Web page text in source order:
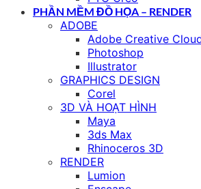
PHẦN MỀM ĐỒ HỌA – RENDER
ADOBE
Adobe Creative
Photoshop
Illustrator
GRAPHICS DESIGN
Corel
3D VÀ HOẠT HÌNH
Maya
3ds Max
Rhinoceros 3D
RENDER
Lumion